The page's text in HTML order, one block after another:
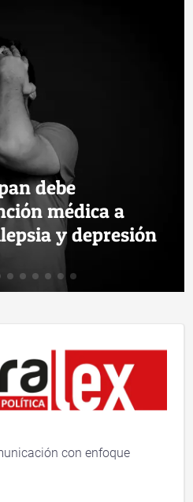
debe
médica a
y depresión
con enfoque